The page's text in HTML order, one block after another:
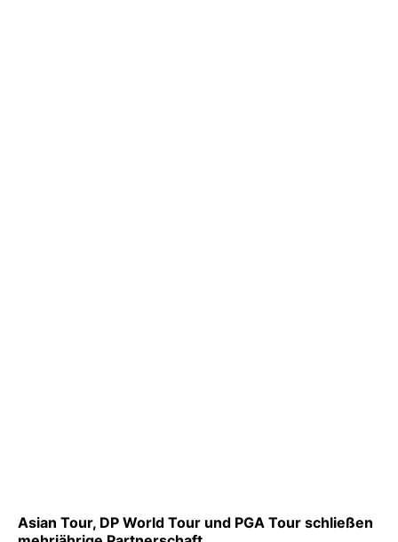
Asian Tour, DP World Tour und PGA Tour schließen